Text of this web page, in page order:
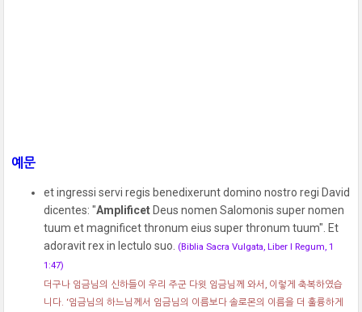
예문
et ingressi servi regis benedixerunt domino nostro regi David
dicentes: "AmplificetDeus nomen Salomonis super nomen
tuum et magnificet thronum eius super thronum tuum". Et
adoravit rex in lectulo suo. (Biblia Sacra Vulgata, Liber I Regum, 1
1:47)
더구나 임금님의 신하들이 우리 주군 다윗 임금님께 와서, 이렇게 축복하였습
니다. ‘임금님의 하느님께서 임금님의 이름보다 솔로몬의 이름을 더 훌륭하게